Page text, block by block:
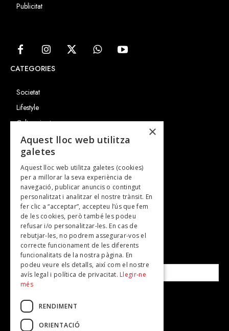
Publicitat
CATEGORIES
Societat
Lifestyle
Cultura i art
Entrevistes
Gastronomia
TV
Plans per fer
Revistes
SUBSCRIU-TE A LA NOSTRA NEWSLETTER!
Correu electrònic*
Accepto lapolítica de privacitat
×
Aquest lloc web utilitza
galetes
Aquest lloc web utilitza galetes (cookies)
per a millorar la seva experiència de
navegació, publicar anuncis o contingut
personalitzat i analitzar el nostre trànsit. En
fer clic a “acceptar”, accepteu l’ús que fem
de les cookies, però també les podeu
refusar i/o personalitzar-les. En cas de
rebutjar-les, no podrem assegurar-vos el
correcte funcionament de les diferents
funcionalitats de la nostra pàgina. En
podeu veure els detalls, així com el nostre
avís legal i política de privacitat. Llegir-ne
més
RENDIMENT
ORIENTACIÓ